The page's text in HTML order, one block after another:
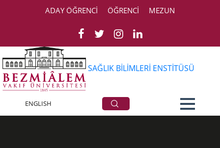
ADAY ÖĞRENCİ ÖĞRENCİ MEZUN
SAĞLIK BİLİMLERİ ENSTİTÜSÜ
ENGLISH Erasmus Programı